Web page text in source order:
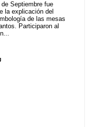
de Septiembre fue
la explicación del
de las mesas
Participaron al